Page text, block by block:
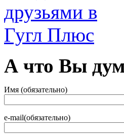
А что Вы
Имя (обязательно)
e-mail(обязательно)